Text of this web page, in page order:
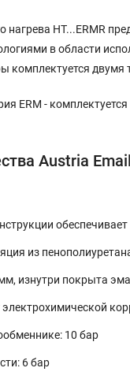
нагрева HT...ERMR
в области
комплектуется
ERM -
Austria
из
изнутри покрыта
10 бар
6 бар